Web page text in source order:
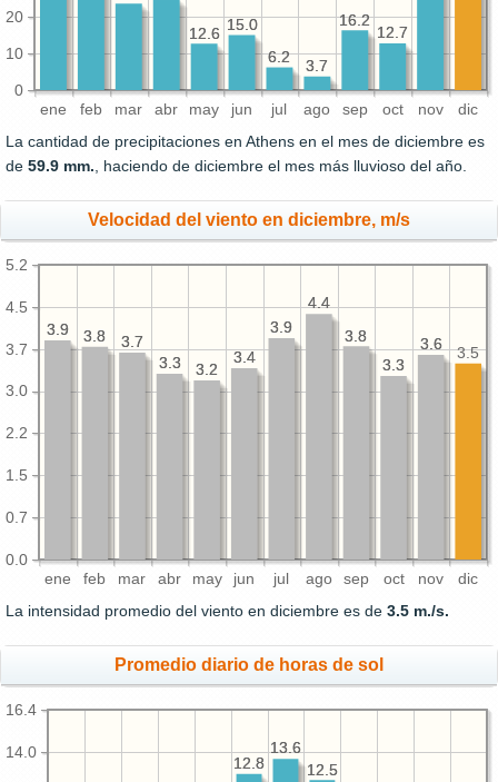
ene feb mar abr may jun jul ago sep oct nov dic
0
10
20
12.7
16.2
3.7
6.2
15.0
12.6 12.7
16.2
3.7
6.2
15.0
12.6
La cantidad de precipitaciones en Athens en el mes de diciembre es
de 59.9 mm., haciendo de diciembre el mes más lluvioso del año.
Velocidad del viento en diciembre, m/s
ene feb mar abr may jun jul ago sep oct nov dic
0.0
0.7
1.5
2.2
3.0
3.7
4.5
5.2
3.6
3.3
3.8
4.4
3.9
3.4
3.2
3.3
3.7
3.8
3.9
3.5
3.6
3.3
3.8
4.4
3.9
3.4
3.2
3.3
3.7
3.8
3.9
La intensidad promedio del viento en diciembre es de 3.5 m./s.
Promedio diario de horas de sol
14.0
16.4
12.5
13.6
12.8
12.5
13.6
12.8